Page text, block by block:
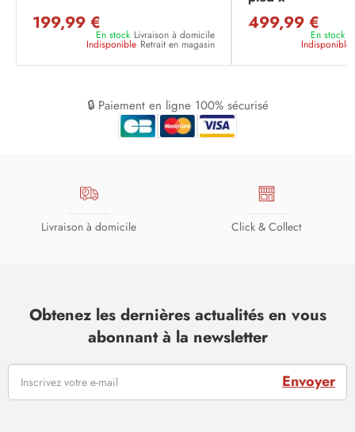
199,99 €
En stock Livraison à domicile
Indisponible Retrait en magasin
499,99 €
En stock
Indisponible
🔒 Paiement en ligne 100% sécurisé
Livraison à domicile Click & Collect
Obtenez les dernières actualités en vous
abonnant à la newsletter
Envoyer